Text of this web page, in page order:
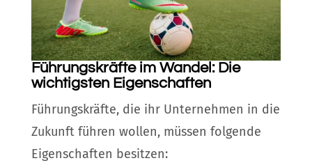
Führungskräfte im Wandel: Die
wichtigsten Eigenschaften
Führungskräfte, die ihr Unternehmen in die
Zukunft führen wollen, müssen folgende
Eigenschaften besitzen: